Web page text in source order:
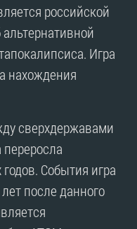
российской
Игра
нахождения
сверхдержавами
События игра
после данного